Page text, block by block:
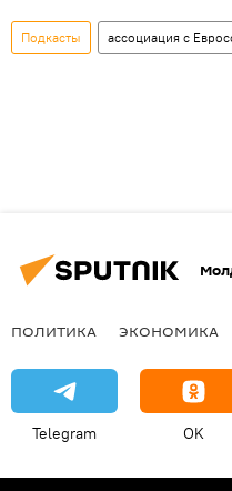
Подкасты ассоциация с
ПОЛИТИКА ЭКОНОМИКА
Telegram OK